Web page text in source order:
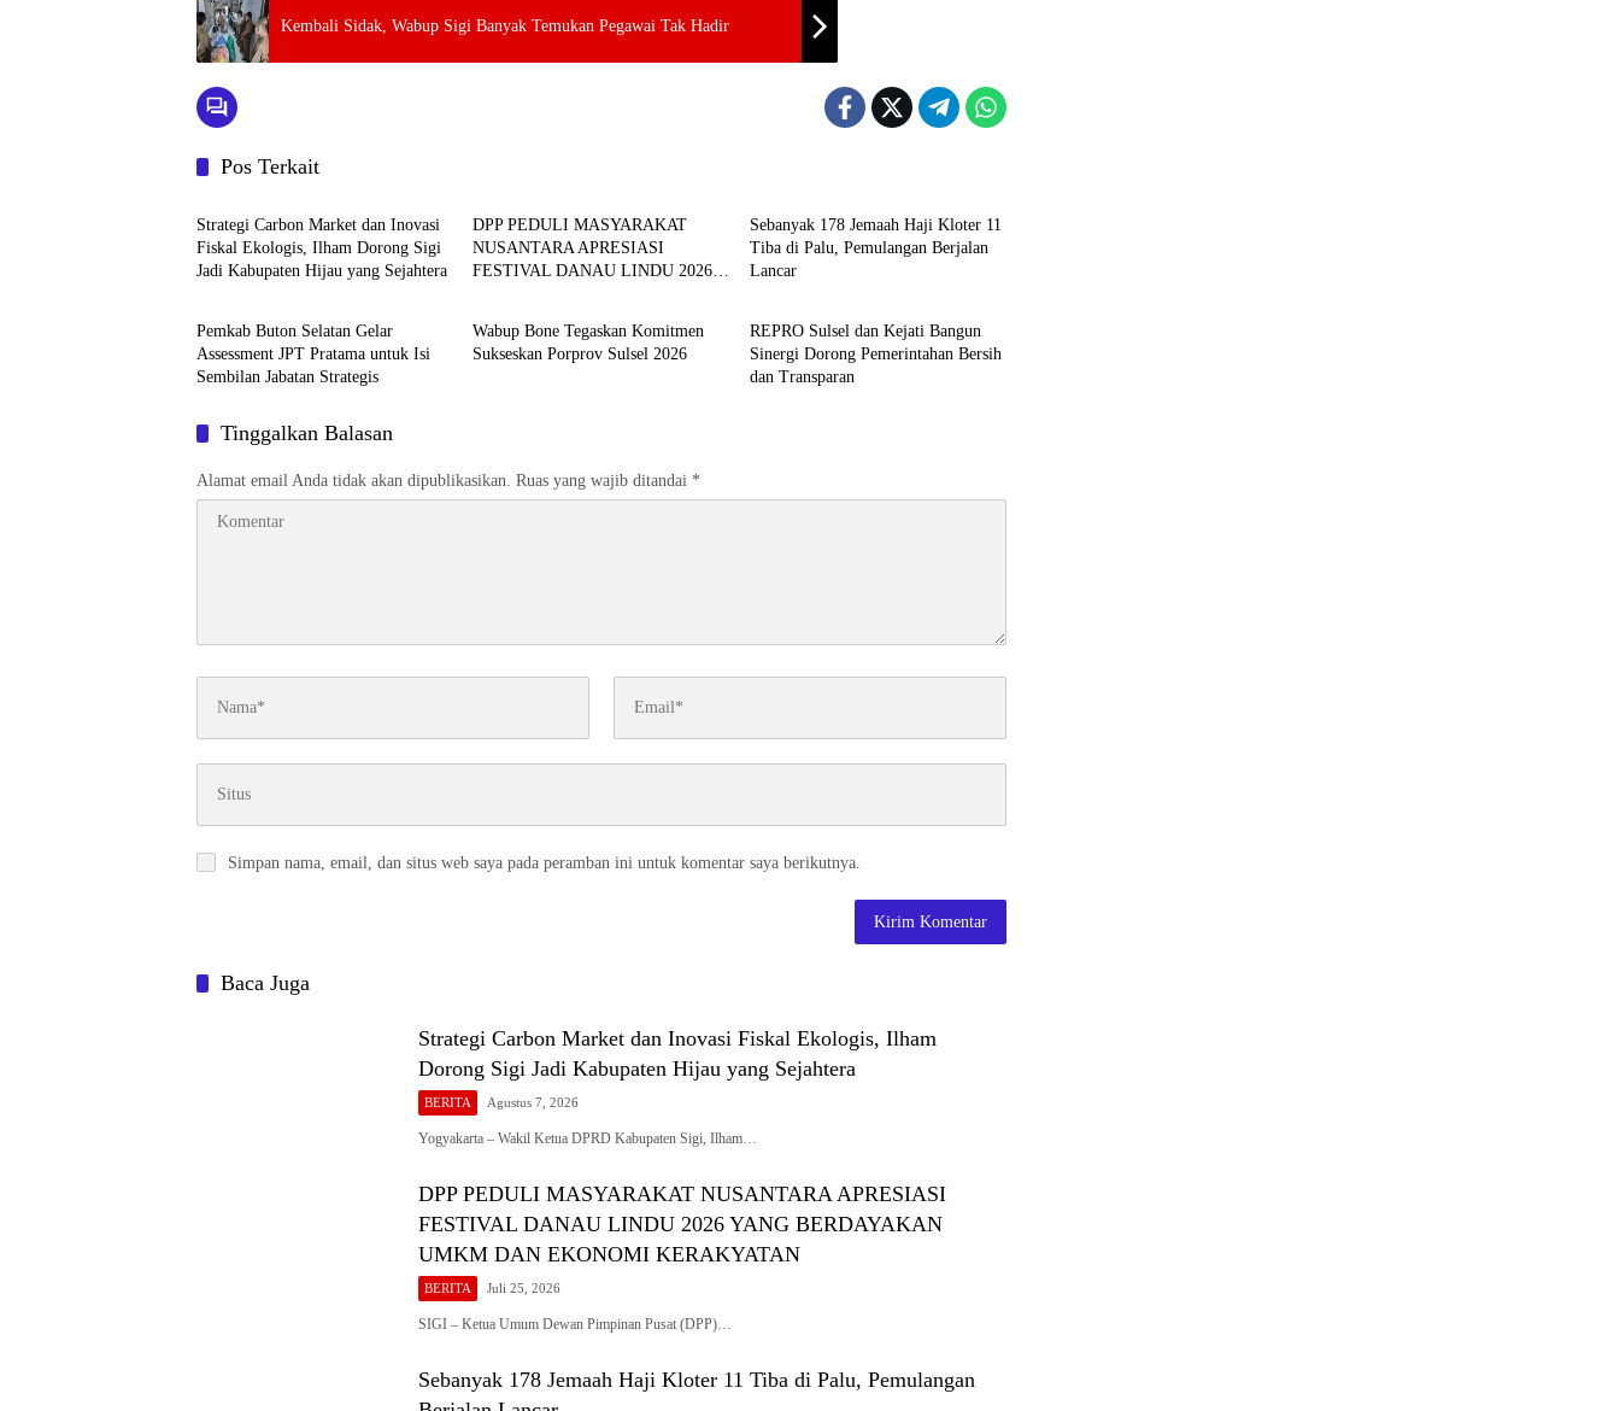
Kembali Sidak, Wabup Sigi Banyak Temukan Pegawai Tak Hadir
Pos Terkait
BERITA
Strategi Carbon Market dan Inovasi
Fiskal Ekologis, Ilham Dorong Sigi
Jadi Kabupaten Hijau yang Sejahtera
DPP PEDULI MASYARAKAT
NUSANTARA APRESIASI
FESTIVAL DANAU LINDU 2026
Sebanyak 178 Jemaah Haji Kloter 11
Tiba di Palu, Pemulangan Berjalan
Lancar
Pemkab Buton Selatan Gelar
Assessment JPT Pratama untuk Isi
Sembilan Jabatan Strategis
Wabup Bone Tegaskan Komitmen
Sukseskan Porprov Sulsel 2026
REPRO Sulsel dan Kejati Bangun
Sinergi Dorong Pemerintahan Bersih
dan Transparan
Tinggalkan Balasan
Alamat email Anda tidak akan dipublikasikan. Ruas yang wajib ditandai *
Simpan nama, email, dan situs web saya pada peramban ini untuk komentar saya berikutnya.
Baca Juga
Strategi Carbon Market dan Inovasi Fiskal Ekologis, Ilham
Dorong Sigi Jadi Kabupaten Hijau yang Sejahtera
BERITA Agustus 7, 2026
Yogyakarta – Wakil Ketua DPRD Kabupaten Sigi, Ilham…
DPP PEDULI MASYARAKAT NUSANTARA APRESIASI
FESTIVAL DANAU LINDU 2026 YANG BERDAYAKAN
UMKM DAN EKONOMI KERAKYATAN
BERITA Juli 25, 2026
SIGI – Ketua Umum Dewan Pimpinan Pusat (DPP)…
Sebanyak 178 Jemaah Haji Kloter 11 Tiba di Palu, Pemulangan